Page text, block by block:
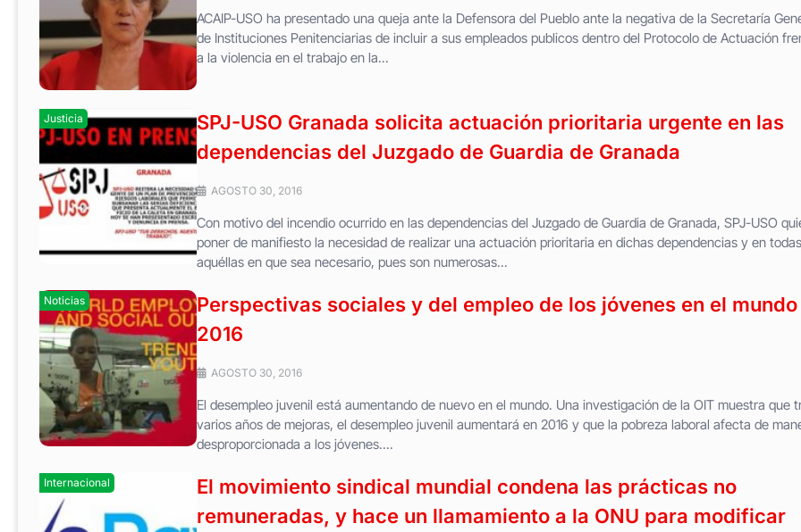
ACAIP-USO ha presentado una queja ante la Defensora del Pueblo ante la negativa de la Secretaría
de Instituciones Penitenciarias de incluir a sus empleados publicos dentro del Protocolo de Actuación
a la violencia en el trabajo en la...
Justicia
SPJ-USO Granada solicita actuación prioritaria urgente en las
dependencias del Juzgado de Guardia de Granada
AGOSTO 30, 2016
Con motivo del incendio ocurrido en las dependencias del Juzgado de Guardia de Granada, SPJ-USO
poner de manifiesto la necesidad de realizar una actuación prioritaria en dichas dependencias y en todas
aquéllas en que sea necesario, pues son numerosas...
Noticias
Perspectivas sociales y del empleo de los jóvenes en el mundo
2016
AGOSTO 30, 2016
El desempleo juvenil está aumentando de nuevo en el mundo. Una investigación de la OIT muestra que
varios años de mejoras, el desempleo juvenil aumentará en 2016 y que la pobreza laboral afecta de
desproporcionada a los jóvenes....
Internacional
El movimiento sindical mundial condena las prácticas no
remuneradas, y hace un llamamiento a la ONU para modificar